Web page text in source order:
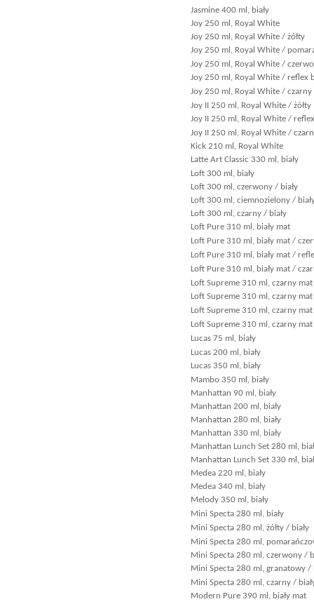
Jasmine 400 ml, biały
Joy 250 ml, Royal White
Joy 250 ml, Royal White / żółty
Joy 250 ml, Royal White /
Joy 250 ml, Royal White /
Joy 250 ml, Royal White / reflex
Joy 250 ml, Royal White / czarny
Joy II 250 ml, Royal White / żółty
Joy II 250 ml, Royal White /
Joy II 250 ml, Royal White /
Kick 210 ml, Royal White
Latte Art Classic 330 ml, biały
Loft 300 ml, biały
Loft 300 ml, czerwony / biały
Loft 300 ml, ciemnozielony /
Loft 300 ml, czarny / biały
Loft Pure 310 ml, biały mat
Loft Pure 310 ml, biały mat /
Loft Pure 310 ml, biały mat /
Loft Pure 310 ml, biały mat /
Loft Supreme 310 ml, czarny mat
Loft Supreme 310 ml, czarny
Loft Supreme 310 ml, czarny
Loft Supreme 310 ml, czarny
Lucas 75 ml, biały
Lucas 200 ml, biały
Lucas 350 ml, biały
Mambo 350 ml, biały
Manhattan 90 ml, biały
Manhattan 200 ml, biały
Manhattan 280 ml, biały
Manhattan 330 ml, biały
Manhattan Lunch Set 280 ml,
Manhattan Lunch Set 330 ml,
Medea 220 ml, biały
Medea 340 ml, biały
Melody 350 ml, biały
Mini Specta 280 ml, biały
Mini Specta 280 ml, żółty / biały
Mini Specta 280 ml,
Mini Specta 280 ml, czerwony /
Mini Specta 280 ml, granatowy /
Mini Specta 280 ml, czarny /
Modern Pure 390 ml, biały mat